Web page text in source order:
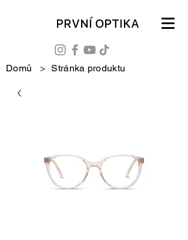
PRVNÍ OPTIKA
Domů > Stránka produktu